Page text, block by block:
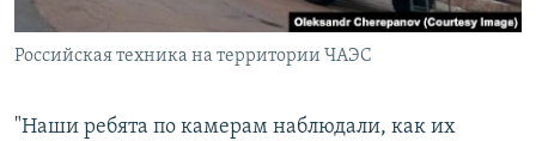
Российская техника на территории ЧАЭС
"Наши ребята по камерам наблюдали, как их